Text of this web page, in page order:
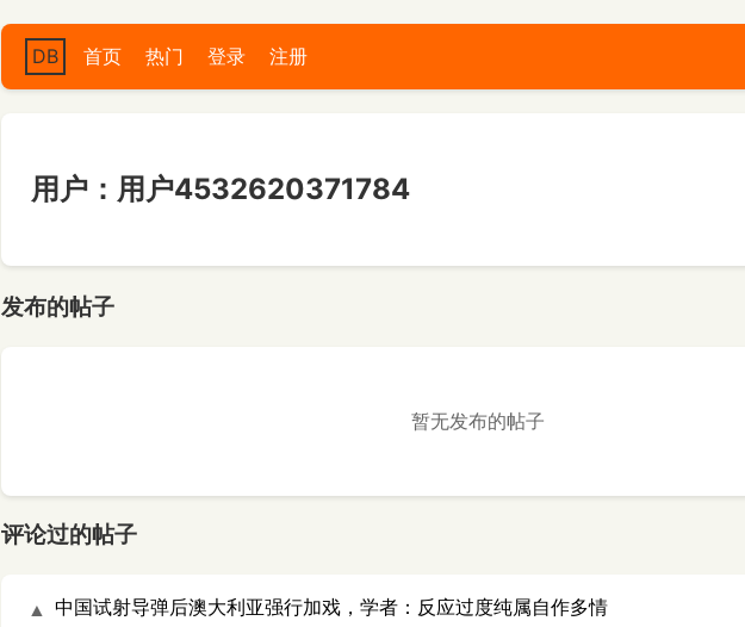
DB 首页 热门 登录 注册
用户：用户4532620371784
发布的帖子
暂无发布的帖子
评论过的帖子
▲
中国试射导弹后澳大利亚强行加戏，学者：反应过度纯属自作多情